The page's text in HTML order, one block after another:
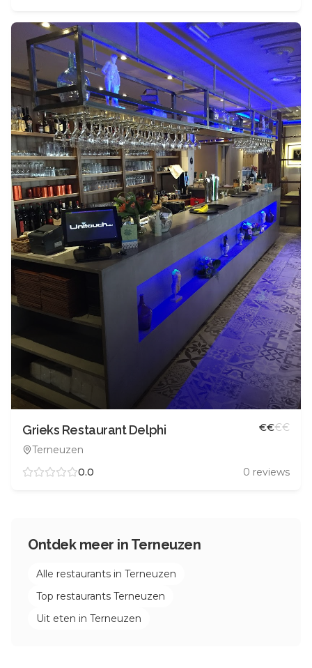
Grieks Restaurant Delphi
Terneuzen
€€€€
0.0 0 reviews
Ontdek meer in Terneuzen
Alle restaurants in Terneuzen
Top restaurants Terneuzen
Uit eten in Terneuzen